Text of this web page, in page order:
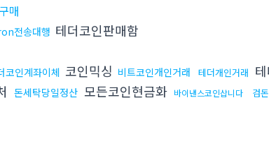
매
전송대행 테더코인판매함
코인계좌이체 코인믹싱 비트코인개인거래 테더개인거래
돈세탁당일정산 모든코인현금화 바이낸스코인삽니다 검